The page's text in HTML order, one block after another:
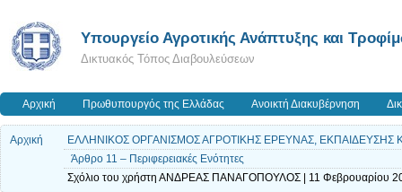
Υπουργείο Αγροτικής Ανάπτυξης και
Δικτυακός Τόπος Διαβουλεύσεων
Αρχική Πρωθυπουργός της Ελλάδας Ανοικτή Διακυβέρνηση
Αρχική
ΕΛΛΗΝΙΚΟΣ ΟΡΓΑΝΙΣΜΟΣ ΑΓΡΟΤΙΚΗΣ ΕΡΕΥΝΑΣ, ΕΚΠΑΙΔΕΥΣΗΣ
Άρθρο 11 – Περιφερειακές Ενότητες
Σχόλιο του χρήστη ΑΝΔΡΕΑΣ ΠΑΝΑΓΟΠΟΥΛΟΣ | 11 Φεβρουαρίου